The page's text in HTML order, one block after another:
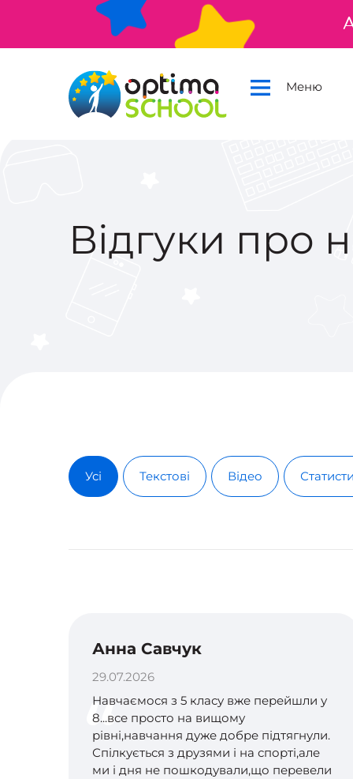
Меню
Відгуки про
Усі Текстові Відео
Анна Савчук
29.07.2026
Навчаємося з 5 класу вже перейшли у
8...все просто на вищому
рівні,навчання дуже добре підтягнули.
Спілкується з друзями і на спорті,але
ми і дня не пошкодували,що перевели